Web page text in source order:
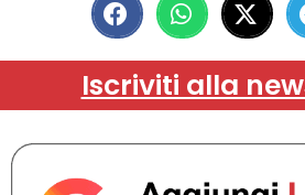
Iscriviti alla